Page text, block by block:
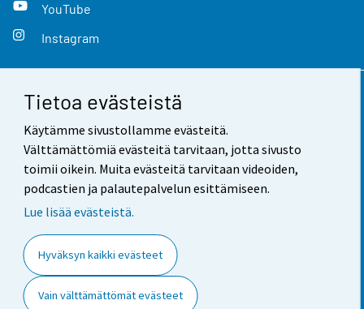
Tietoa evästeistä
Käytämme sivustollamme evästeitä.
Välttämättömiä evästeitä tarvitaan, jotta sivusto
toimii oikein. Muita evästeitä tarvitaan videoiden,
podcastien ja palautepalvelun esittämiseen.
Lue lisää evästeistä.
Hyväksyn kaikki evästeet
Vain välttämättömät evästeet
YouTube
Instagram
Yhteystiedot
Palaute
Käyttöehdot
Saavutettavuus
Tietoa sivustosta
Evästeasetukset